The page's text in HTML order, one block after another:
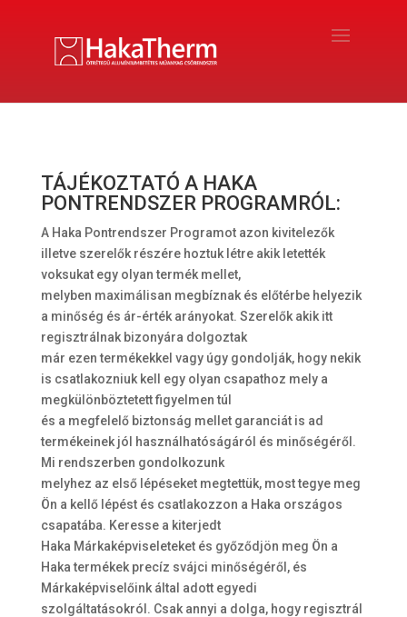
TÁJÉKOZTATÓ A HAKA
PONTRENDSZER PROGRAMRÓL:
A Haka Pontrendszer Programot azon kivitelezők
illetve szerelők részére hoztuk létre akik letették
voksukat egy olyan termék mellet,
melyben maximálisan megbíznak és előtérbe helyezik
a minőség és ár-érték arányokat. Szerelők akik itt
regisztrálnak bizonyára dolgoztak
már ezen termékekkel vagy úgy gondolják, hogy nekik
is csatlakozniuk kell egy olyan csapathoz mely a
megkülönböztetett figyelmen túl
és a megfelelő biztonság mellet garanciát is ad
termékeinek jól használhatóságáról és minőségéről.
Mi rendszerben gondolkozunk
melyhez az első lépéseket megtettük, most tegye meg
Ön a kellő lépést és csatlakozzon a Haka országos
csapatába. Keresse a kiterjedt
Haka Márkaképviseleteket és győződjön meg Ön a
Haka termékek precíz svájci minőségéről, és
Márkaképviselőink által adott egyedi
szolgáltatásokról. Csak annyi a dolga, hogy regisztrál